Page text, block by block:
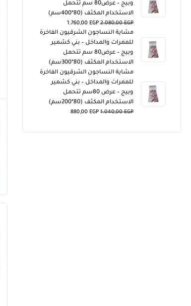
وبيج – عرض80 سم تتحمل
الاستخدام المكثف (80*400سم)
2.080,00EGP
1.760,00 EGP
مشاية النساجون الشرقيون الفاخرة
للممرات والمداخل – بني كشمير
وبيج – عرض80 سم تتحمل
الاستخدام المكثف (80*300سم)
مشاية النساجون الشرقيون الفاخرة
للممرات والمداخل – بني كشمير
وبيج – عرض 80سم تتحمل
الاستخدام المكثف (80*200سم)
1.040,00EGP
880,00 EGP